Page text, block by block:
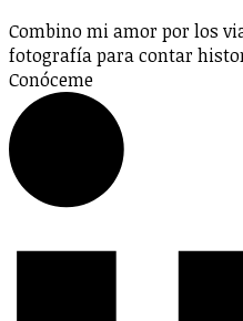
Combino mi amor por los
fotografía para contar
Conóceme